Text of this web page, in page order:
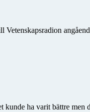
ha varit bättre